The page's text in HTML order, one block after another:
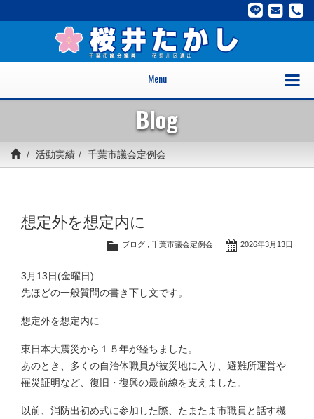
Menu
Blog
活動実績 千葉市議会定例会
想定外を想定内に
2026年3月13日
ブログ 千葉市議会定例会
3月13日(金曜日)
先ほどの一般質問の書き下し文です。
想定外を想定内に
東日本大震災から１５年が経ちました。
あのとき、多くの自治体職員が被災地に入り、避難所運営や
罹災証明など、復旧・復興の最前線を支えました。
以前、消防出初め式に参加した際、たまたま市職員と話す機